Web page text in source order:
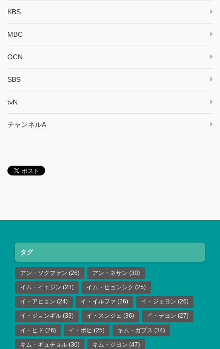
KBS
MBC
OCN
SBS
tvN
チャンネルA
タグ
アン・ソクファン (26) アン・ネサン (30)
イム・イェジン (23) イム・ヒョンシク (25)
イ・アヒョン (24) イ・イルファ (26) イ・ジェヨン (26)
イ・ジョンギル (33) イ・スンジェ (36) イ・デヨン (27)
イ・ヒド (26) イ・ボヒ (25) キム・ガプス (34)
キム・ギュチョル (30) キム・ジヨン (47)